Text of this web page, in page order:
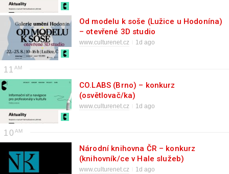
Od modelu k soše (Lužice u Hodonína)
– otevřené 3D studio
www.culturenet.cz 1d ago
11
CO.LABS (Brno) – konkurz
(osvětlovač/ka)
www.culturenet.cz 1d ago
10
Národní knihovna ČR – konkurz
(knihovník/ce v Hale služeb)
www.culturenet.cz 1d ago